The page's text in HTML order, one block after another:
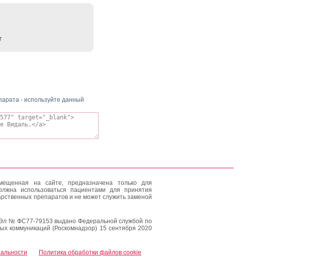
- используйте данный
на сайте, предназначена только для
использоваться пациентами для принятия
препаратов и не может служить заменой
Эл № ФС77-79153 выдано Федеральной службой по
коммуникаций (Роскомнадзор) 15 сентября 2020
Политика обработки файлов cookie